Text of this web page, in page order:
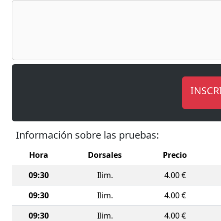
ideal
La
La XIII
su
Información sobre las pruebas:
Hora Dorsales Precio
09:30
Ilim. 4.00 €
09:30
Ilim. 4.00 €
09:30
Ilim. 4.00 €